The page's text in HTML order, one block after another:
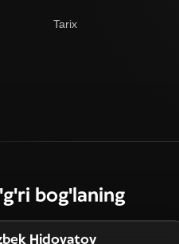
Tarix
bog'laning
Hidoyatov